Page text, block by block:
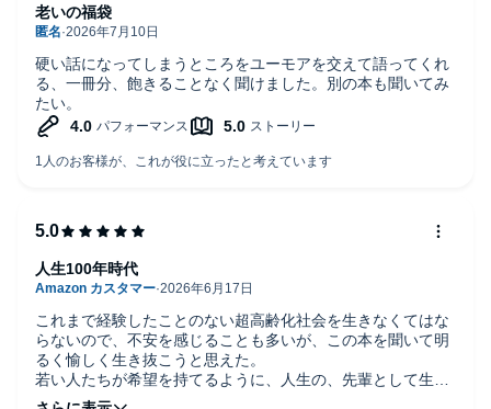
硬い話になってしまうところをユーモアを交えて語ってくれ
る、一冊分、飽きることなく聞けました。別の本も聞いてみ
たい。
老いの福袋
これまで経験したことのない超高齢化社会を生きなくてはな
らないので、不安を感じることも多いが、この本を聞いて明
るく愉しく生き抜こうと思えた。
若い人たちが希望を持てるように、人生の、先輩として生き
ようと思う。
人生100年時代